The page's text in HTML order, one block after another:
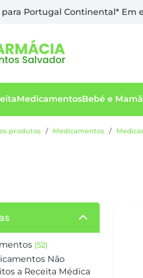
para Portugal Continental* Em
MedicamentosBebé e Mamã
produtos Medicamentos
(52)
Não
a Receita Médica